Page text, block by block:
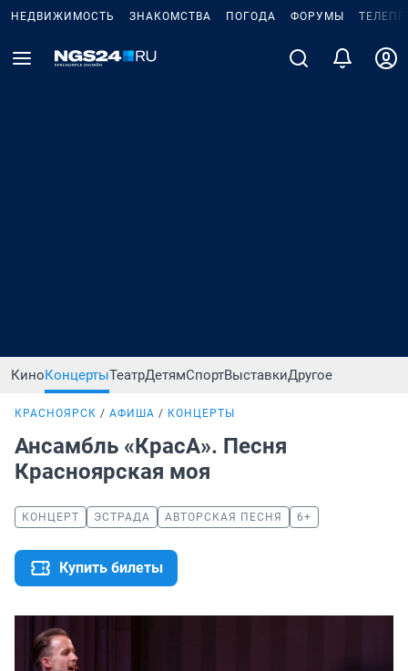
НЕДВИЖИМОСТЬ ЗНАКОМСТВА ПОГОДА ФОРУМЫ
КиноКонцертыТеатрДетямСпортВыставкиДругое
КРАСНОЯРСК АФИША КОНЦЕРТЫ
Ансамбль «КрасА». Песня
Красноярская моя
КОНЦЕРТ ЭСТРАДА АВТОРСКАЯ ПЕСНЯ 6+
Купить билеты